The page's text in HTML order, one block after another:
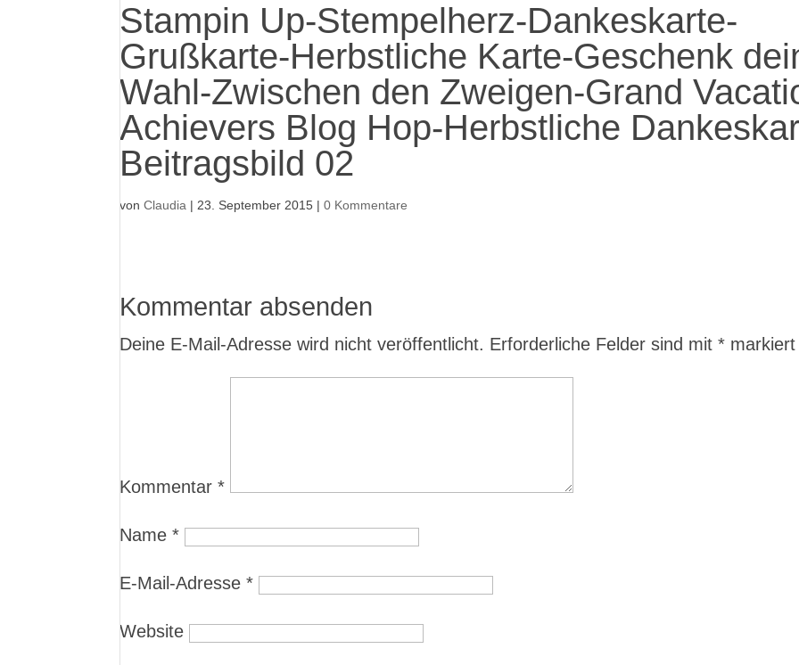
Stampin Up-Stempelherz-Dankeskarte-
Grußkarte-Herbstliche Karte-Geschenk
Wahl-Zwischen den Zweigen-Grand
Achievers Blog Hop-Herbstliche
Beitragsbild 02
vonClaudia | 23. September 2015 |0 Kommentare
Kommentar absenden
Deine E-Mail-Adresse wird nicht veröffentlicht. Erforderliche Felder sind mit* markiert
Kommentar*
Name*
E-Mail-Adresse*
Website